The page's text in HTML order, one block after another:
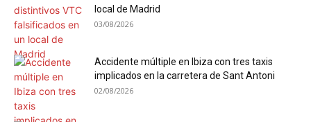
local de Madrid
03/08/2026
Accidente múltiple en Ibiza con tres taxis
implicados en la carretera de Sant Antoni
02/08/2026